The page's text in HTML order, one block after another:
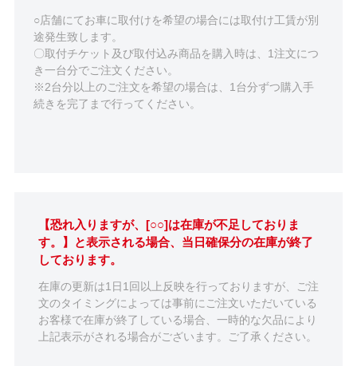
○店舗にてお車に取付けを希望の場合には取付け工賃が別
途発生致します。
〇取付チケット及び取付込み商品を購入時は、1注文につ
き一台分でご注文ください。
※2台分以上のご注文を希望の場合は、1台分ずつ購入手
続きを完了まで行ってください。
【恐れ入りますが、[○○]は在庫が不足しておりま
す。】と表示される場合、当日確保分の在庫が終了
しております。
在庫の更新は1日1回以上反映を行っておりますが、ご注
文のタイミングによっては事前にご注文いただいている
お客様で在庫が終了している場合、一時的な欠品により
上記表示がされる場合がございます。ご了承ください。